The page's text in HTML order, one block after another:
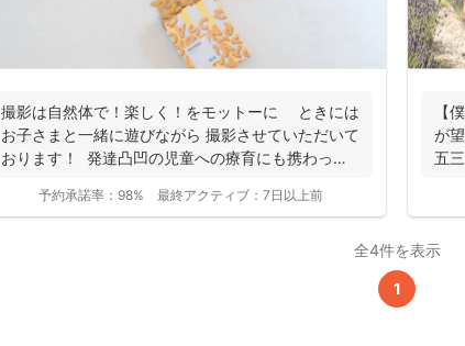
撮影は自然体で！楽しく！をモットーに ときには
お子さまと一緒に遊びながら 撮影させていただいて
おります！ 発達凸凹の児童への療育にも携わって
予約承諾率： 98% 最終アクティブ： 7日以上前
【
が
五
全4件を表示
1
撮影基本料
(税込)